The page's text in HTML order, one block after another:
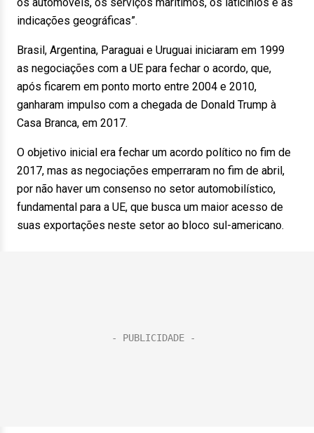
indicações geográficas”.
Brasil, Argentina, Paraguai e Uruguai iniciaram em 1999
as negociações com a UE para fechar o acordo, que,
após ficarem em ponto morto entre 2004 e 2010,
ganharam impulso com a chegada de Donald Trump à
Casa Branca, em 2017.
O objetivo inicial era fechar um acordo político no fim de
2017, mas as negociações emperraram no fim de abril,
por não haver um consenso no setor automobilístico,
fundamental para a UE, que busca um maior acesso de
suas exportações neste setor ao bloco sul-americano.